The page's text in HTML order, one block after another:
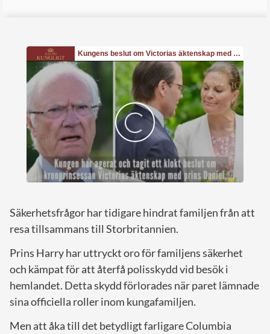
Säkerhetsfrågor har tidigare hindrat familjen från att
resa tillsammans till Storbritannien.
Prins Harry har uttryckt oro för familjens säkerhet
och kämpat för att återfå polisskydd vid besök i
hemlandet. Detta skydd förlorades när paret lämnade
sina officiella roller inom kungafamiljen.
Men att åka till det betydligt farligare Columbia